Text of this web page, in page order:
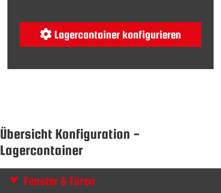
Lagercontainer konfigurieren
Übersicht Konfiguration -
Lagercontainer
Fenster & Türen